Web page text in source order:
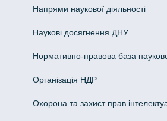
Напрями наукової діяльності
Наукові досягнення ДНУ
Нормативно-правова база
Організація НДР
Охорона та захист прав